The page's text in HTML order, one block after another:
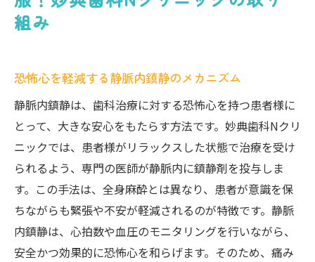
組み
恐怖心を軽減する静脈内鎮静のメカニズム
静脈内鎮静は、歯科治療に対する恐怖心を持つ患者様に
とって、大きな安心をもたらす方法です。妙典歯科Nクリ
ニックでは、患者様がリラックスした状態で治療を受け
られるよう、専門の医師が静脈内に鎮静剤を投与しま
す。この手法は、全身麻酔とは異なり、患者が意識を保
ちながらも緊張や不安が軽減されるのが特徴です。静脈
内鎮静は、心拍数や血圧のモニタリングを行いながら、
安全かつ効果的に恐怖心を和らげます。そのため、痛み